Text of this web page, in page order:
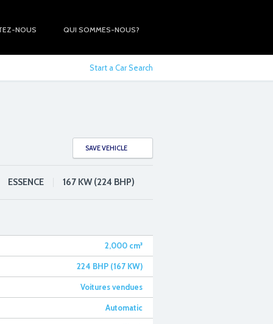
NOUS QUI SOMMES-NOUS?
Start a Car Search
SAVE VEHICLE
ESSENCE 167 KW (224 BHP)
2,000 cm³
224 BHP (167 KW)
Voitures vendues
Automatic